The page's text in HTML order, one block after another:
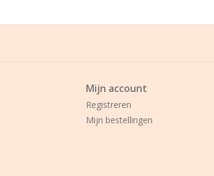
Mijn account
Registreren
Mijn bestellingen